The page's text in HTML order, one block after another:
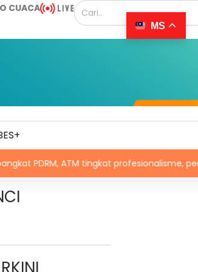
CUACA
ATM tingkat profesionalisme, perkukuh
MS